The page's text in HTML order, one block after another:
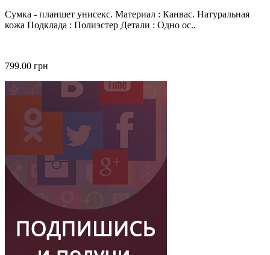
Сумка - планшет унисекс. Материал : Канвас. Натуральная
кожа Подклада : Полиэстер Детали : Одно ос..
799.00 грн